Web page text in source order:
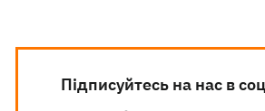
Підписуйтесь на нас в